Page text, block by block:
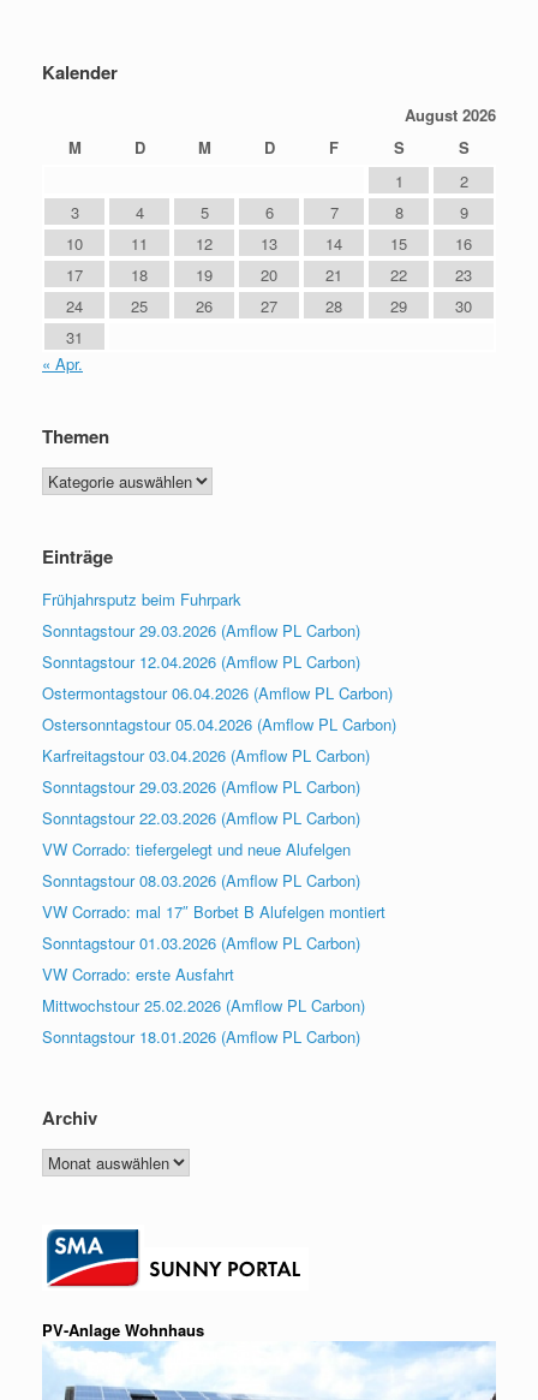
Kalender
August 2026
M
D M D F S
S
1
2
3
4 5 6 7 8
9
10
11 12 13 14 15
16
17
18 19 20 21 22
23
24
25 26 27 28 29
30
31
« Apr.
Themen
Themen
Einträge
Frühjahrsputz beim Fuhrpark
Sonntagstour 29.03.2026 (Amflow PL Carbon)
Sonntagstour 12.04.2026 (Amflow PL Carbon)
Ostermontagstour 06.04.2026 (Amflow PL Carbon)
Ostersonntagstour 05.04.2026 (Amflow PL Carbon)
Karfreitagstour 03.04.2026 (Amflow PL Carbon)
Sonntagstour 29.03.2026 (Amflow PL Carbon)
Sonntagstour 22.03.2026 (Amflow PL Carbon)
VW Corrado: tiefergelegt und neue Alufelgen
Sonntagstour 08.03.2026 (Amflow PL Carbon)
VW Corrado: mal 17″ Borbet B Alufelgen montiert
Sonntagstour 01.03.2026 (Amflow PL Carbon)
VW Corrado: erste Ausfahrt
Mittwochstour 25.02.2026 (Amflow PL Carbon)
Sonntagstour 18.01.2026 (Amflow PL Carbon)
Archiv
Archiv
PV-Anlage Wohnhaus